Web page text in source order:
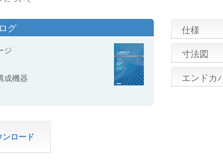
グ
ジ
成機器
ロード
仕様
寸法図
エンドカ